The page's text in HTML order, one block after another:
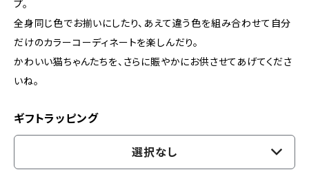
プ。
全身同じ色でお揃いにしたり、あえて違う色を組み合わせて自分
だけのカラーコーディネートを楽しんだり。
かわいい猫ちゃんたちを、さらに賑やかにお供させてあげてくださ
いね。
ギフトラッピング
選択なし